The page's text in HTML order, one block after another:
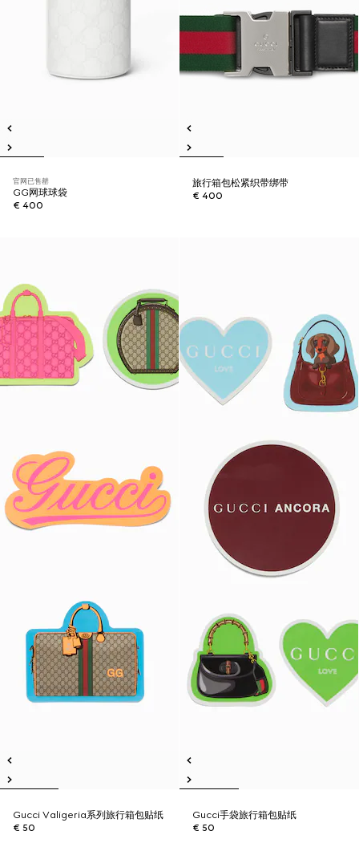
官网已售罄
GG网球球袋
€ 400
旅行箱包松紧织带绑带
€ 400
Gucci Valigeria系列旅行箱包贴纸
€ 50
Gucci手袋旅行箱包贴纸
€ 50